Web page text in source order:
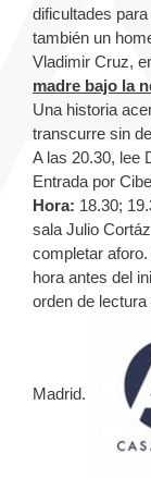
dificultades
también un
Vladimir Cruz,
madre bajo la
Una historia
transcurre sin
A las 20.30, lee
Entrada por
Hora: 18.30;
sala Julio
completar
hora antes del
orden de
Madrid.